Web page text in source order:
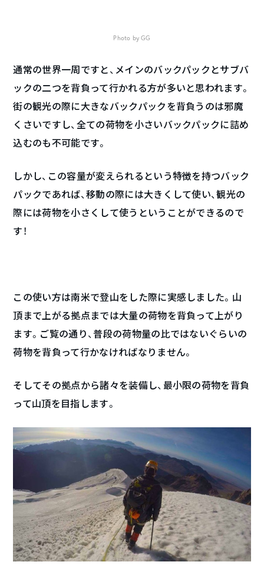
Photo by GG
通常の世界一周ですと、メインのバックパックとサブバ
ックの二つを背負って行かれる方が多いと思われます。
街の観光の際に大きなバックパックを背負うのは邪魔
くさいですし、全ての荷物を小さいバックパックに詰め
込むのも不可能です。
しかし、この容量が変えられるという特徴を持つバック
パックであれば、移動の際には大きくして使い、観光の
際には荷物を小さくして使うということができるので
す！
この使い方は南米で登山をした際に実感しました。山
頂まで上がる拠点までは大量の荷物を背負って上がり
ます。ご覧の通り、普段の荷物量の比ではないぐらいの
荷物を背負って行かなければなりません。
そしてその拠点から諸々を装備し、最小限の荷物を背負
って山頂を目指します。